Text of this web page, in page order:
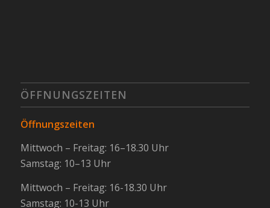
ÖFFNUNGSZEITEN
Öffnungszeiten
Mittwoch – Freitag: 16–18.30 Uhr
Samstag: 10–13 Uhr
Mittwoch – Freitag: 16-18.30 Uhr
Samstag: 10-13 Uhr